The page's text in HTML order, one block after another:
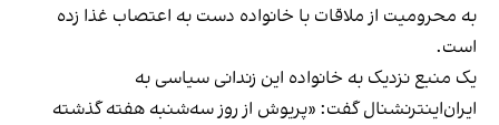
به محرومیت از ملاقات با خانواده دست به اعتصاب غذا زده
است.
یک منبع نزدیک به خانواده این زندانی سیاسی به
ایران‌اینترنشنال گفت: «پریوش از روز سه‌شنبه هفته گذشته